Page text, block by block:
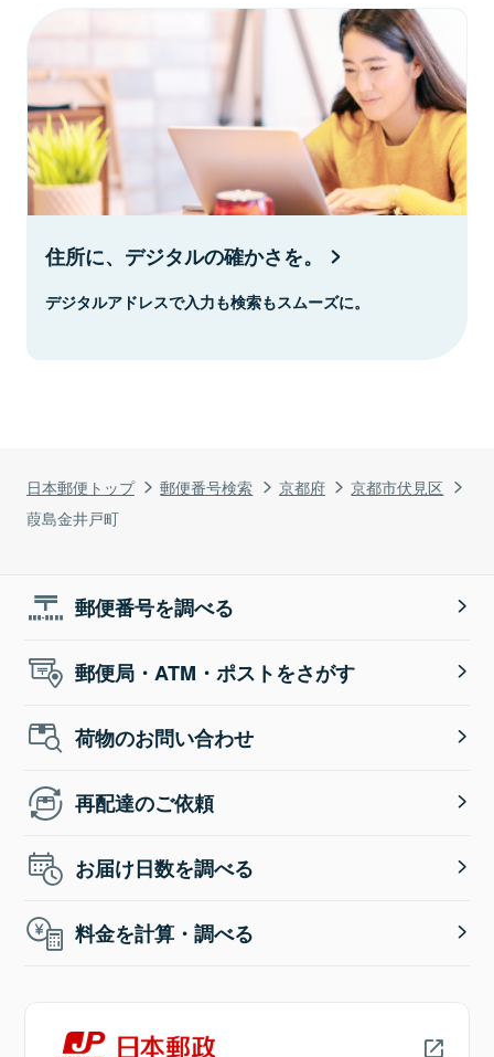
日本郵便トップ 郵便番号検索 京都府
京都市伏見区
葭島金井戸町
住所に、デジタルの確かさを。
デジタルアドレスで入力も検索もスムーズに。
郵便番号を調べる
郵便局・ATM・ポストをさがす
荷物のお問い合わせ
再配達のご依頼
お届け日数を調べる
料金を計算・調べる